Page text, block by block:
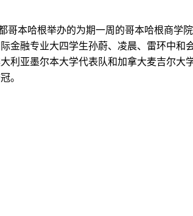
哥本哈根举办的为期一周的哥本哈根商学院
金融专业大四学生孙蔚、凌晨、雷环中和
利亚墨尔本大学代表队和加拿大麦吉尔大
。